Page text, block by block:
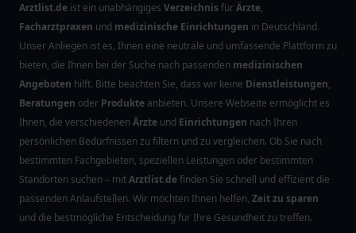
Arztlist.de ist ein unabhängiges VerzeichnisfürÄrzte,
Facharztpraxen und medizinische Einrichtungen in Deutschland.
Unser Anliegen ist es, Ihnen eine neutrale und umfassende Plattform zu
bieten, die Ihnen bei der Suche nach passenden medizinischen
Angeboten hilft. Bitte beachten Sie, dass wir keine Dienstleistungen,
Beratungen oder Produkte anbieten. Unsere Webseite ermöglicht es
Ihnen, die verschiedenenÄrzte und Einrichtungen nach Ihren
persönlichen Bedürfnissen zu filtern und zu vergleichen. Ob Sie nach
bestimmten Fachgebieten, speziellen Leistungen oder bestimmten
Standorten suchen – mitArztlist.definden Sie schnell und effizient die
passenden Anlaufstellen. Wir möchten Ihnen helfen, Zeit zu sparen
und die bestmögliche Entscheidung für Ihre Gesundheit zu treffen.